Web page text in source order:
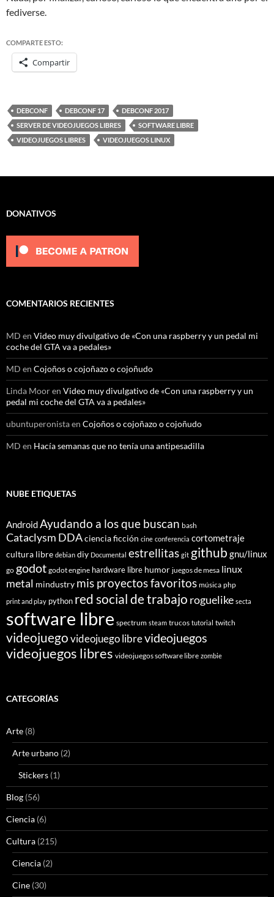
fediverse.
COMPARTE ESTO:
Compartir
DEBCONF DEBCONF 17
DEBCONF 2017
SERVER DE VIDEOJUEGOS LIBRES
SOFTWARE LIBRE
VIDEOJUEGOS LIBRES
VIDEOJUEGOS LINUX
DONATIVOS
COMENTARIOS RECIENTES
MD en Video muy divulgativo de «Con una raspberry y un pedal mi
coche del GTA va a pedales»
MD en Cojoños o cojoñazo o cojoñudo
Linda Mooren Video muy divulgativo de «Con una raspberry y un
pedal mi coche del GTA va a pedales»
ubuntuperonistaen Cojoños o cojoñazo o cojoñudo
MD en Hacía semanas que no tenía una antipesadilla
NUBE ETIQUETAS
AndroidAyudando a los que buscan bash
Cataclysm DDAciencia ficción cine conferencia cortometraje
cultura libre debian diy Documental estrellitas git github gnu/linux
go godot godot engine hardware libre humor juegos de mesa linux
metal mindustry mis proyectos favoritos música php
print and play python red social de trabajo roguelike secta
software libre spectrum steam trucos tutorial twitch
videojuegovideojuego librevideojuegos
videojuegos libres videojuegos software libre zombie
CATEGORÍAS
Arte (8)
Arte urbano (2)
Stickers (1)
Blog (56)
Ciencia (6)
Cultura (215)
Ciencia (2)
Cine (30)